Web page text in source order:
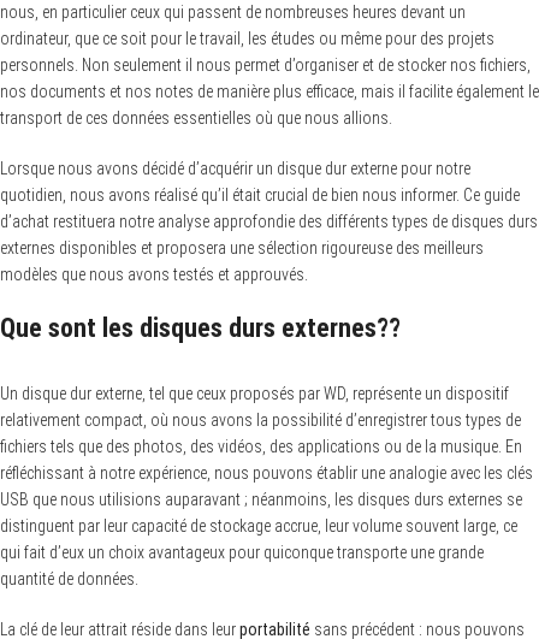
nous, en particulier ceux qui passent de nombreuses heures devant un
ordinateur, que ce soit pour le travail, les études ou même pour des projets
personnels. Non seulement il nous permet d’organiser et de stocker nos fichiers,
nos documents et nos notes de manière plus efficace, mais il facilite également le
transport de ces données essentielles où que nous allions.
Lorsque nous avons décidé d’acquérir un disque dur externe pour notre
quotidien, nous avons réalisé qu’il était crucial de bien nous informer. Ce guide
d’achat restituera notre analyse approfondie des différents types de disques durs
externes disponibles et proposera une sélection rigoureuse des meilleurs
modèles que nous avons testés et approuvés.
Que sont les disques durs externes??
Un disque dur externe, tel que ceux proposés par WD, représente un dispositif
relativement compact, où nous avons la possibilité d’enregistrer tous types de
fichiers tels que des photos, des vidéos, des applications ou de la musique. En
réfléchissant à notre expérience, nous pouvons établir une analogie avec les clés
USB que nous utilisions auparavant ; néanmoins, les disques durs externes se
distinguent par leur capacité de stockage accrue, leur volume souvent large, ce
qui fait d’eux un choix avantageux pour quiconque transporte une grande
quantité de données.
La clé de leur attrait réside dans leurportabilité sans précédent : nous pouvons